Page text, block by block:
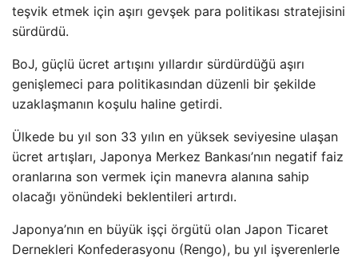
teşvik etmek için aşırı gevşek para politikası stratejisini
sürdürdü.
BoJ, güçlü ücret artışını yıllardır sürdürdüğü aşırı
genişlemeci para politikasından düzenli bir şekilde
uzaklaşmanın koşulu haline getirdi.
Ülkede bu yıl son 33 yılın en yüksek seviyesine ulaşan
ücret artışları, Japonya Merkez Bankası’nın negatif faiz
oranlarına son vermek için manevra alanına sahip
olacağı yönündeki beklentileri artırdı.
Japonya’nın en büyük işçi örgütü olan Japon Ticaret
Dernekleri Konfederasyonu (Rengo), bu yıl işverenlerle